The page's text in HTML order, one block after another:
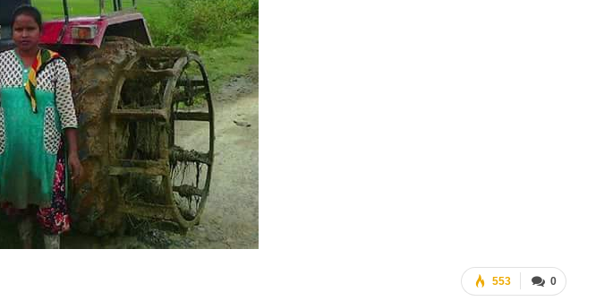
0
553